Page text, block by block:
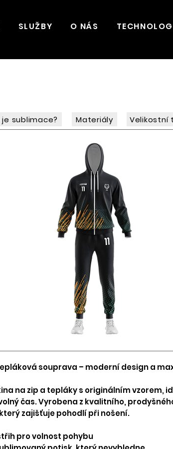
SLUŽBY O NÁS
souprava – moderní design a
na zip a tepláky s originálním vzorem,
čas. Vyrobena z kvalitního,
zajišťuje pohodlí při nošení.
pro volnost pohybu
Velikostní
Materiály
je sublimace?